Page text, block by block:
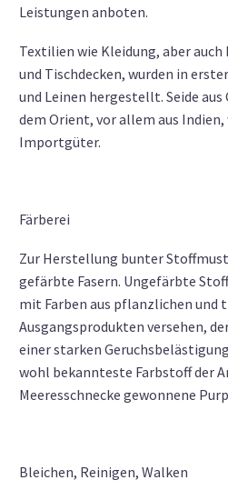
Leistungen anboten.
Textilien wie Kleidung, aber auch
und Tischdecken, wurden in
und Leinen hergestellt. Seide aus
dem Orient, vor allem aus Indien,
Importgüter.
Färberei
Zur Herstellung bunter
gefärbte Fasern. Ungefärbte
mit Farben aus pflanzlichen und
Ausgangsprodukten versehen,
einer starken
wohl bekannteste Farbstoff der
Meeresschnecke gewonnene
Bleichen, Reinigen, Walken